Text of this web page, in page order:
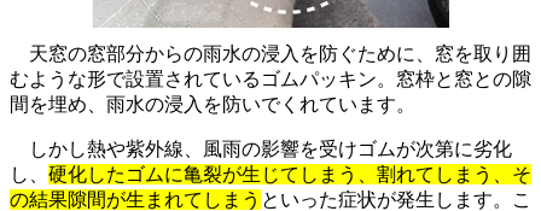
天窓の窓部分からの雨水の浸入を防ぐために、窓を取り囲
むような形で設置されているゴムパッキン。窓枠と窓との隙
間を埋め、雨水の浸入を防いでくれています。
しかし熱や紫外線、風雨の影響を受けゴムが次第に劣化
し、 硬化したゴムに亀裂が生じてしまう、割れてしまう、そ
の結果隙間が生まれてしまう といった症状が発生します。こ